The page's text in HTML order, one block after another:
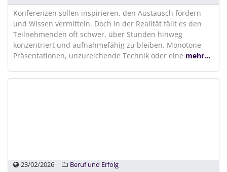
Konferenzen sollen inspirieren, den Austausch fördern
und Wissen vermitteln. Doch in der Realität fällt es den
Teilnehmenden oft schwer, über Stunden hinweg
konzentriert und aufnahmefähig zu bleiben. Monotone
Präsentationen, unzureichende Technik oder eine mehr...
23/02/2026 Beruf und Erfolg